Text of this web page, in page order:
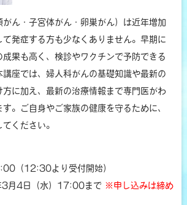
ん・子宮体がん・卵巣がん）は近年増加
発症する方も少なくありません。早期に
成果も高く、検診やワクチンで予防できる
座では、婦人科がんの基礎知識や最新の
方に加え、最新の治療情報まで専門医がわ
。ご自身やご家族の健康を守るために、
ください。
（12:30より受付開始）
月4日（水）17:00まで ※申し込みは締め